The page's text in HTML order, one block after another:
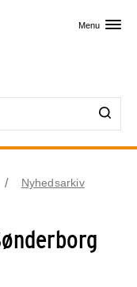
Menu
Nyhedsarkiv